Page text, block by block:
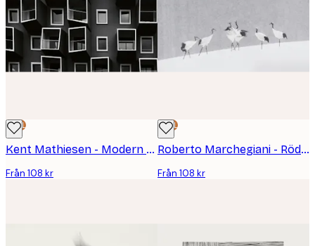
DEAL
Kent Mathiesen - Modern Geometrisk Fasad Poster
Från 108 kr
DEAL
Roberto Marchegiani - Rödkronade Tranor Snöfall Poster
Från 108 kr